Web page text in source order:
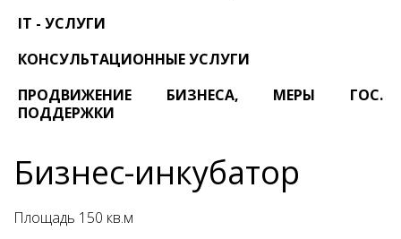
IT - УСЛУГИ
КОНСУЛЬТАЦИОННЫЕ УСЛУГИ
ПРОДВИЖЕНИЕ БИЗНЕСА, МЕРЫ ГОС.
ПОДДЕРЖКИ
Бизнес-инкубатор
Площадь 150 кв.м